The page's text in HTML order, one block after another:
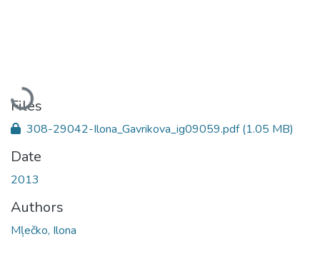
Loading...
Files
308-29042-Ilona_Gavrikova_ig09059.pdf(1.05 MB)
Date
2013
Authors
Mļečko, Ilona